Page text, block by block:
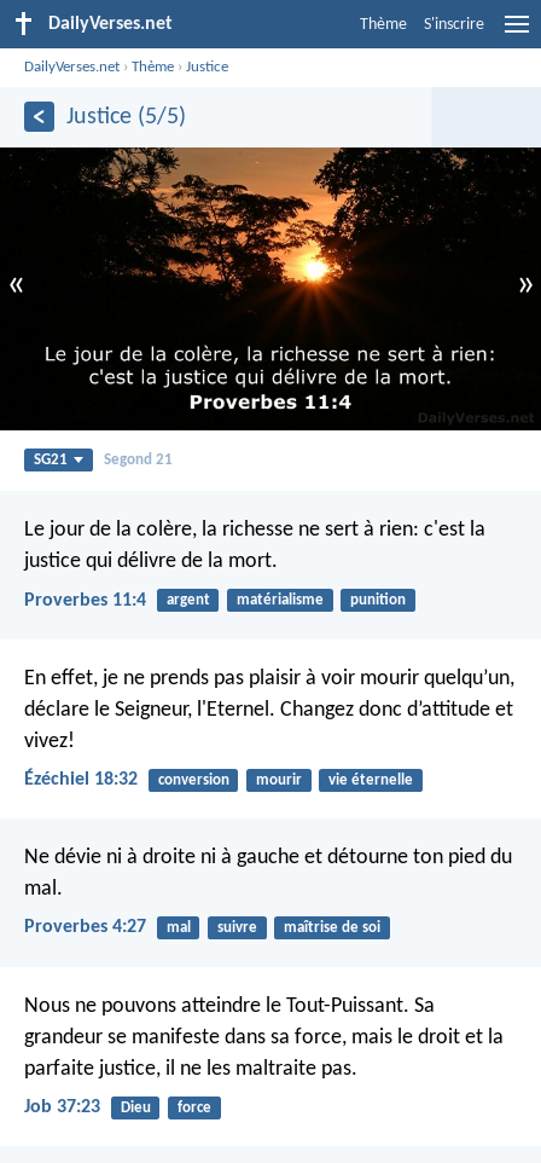
DailyVerses.net Thème S'inscrire
DailyVerses.net ›Thème ›Justice
Justice (5/5)
« »
SG21 Segond 21
Le jour de la colère, la richesse ne sert à rien: c'est la
justice qui délivre de la mort.
Proverbes 11:4 argent matérialisme punition
En effet, je ne prends pas plaisir à voir mourir quelqu’un,
déclare le Seigneur, l'Eternel. Changez donc d’attitude et
vivez!
Ézéchiel 18:32 conversion mourir vie éternelle
Ne dévie ni à droite ni à gauche et détourne ton pied du
mal.
Proverbes 4:27 mal suivre maîtrise de soi
Nous ne pouvons atteindre le Tout-Puissant. Sa
grandeur se manifeste dans sa force, mais le droit et la
parfaite justice, il ne les maltraite pas.
Job 37:23 Dieu force